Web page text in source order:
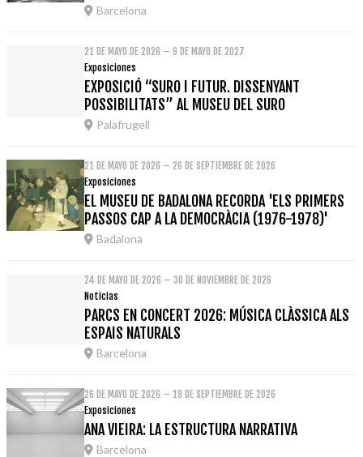
Barcelona
21 DE MAYO DE 2026 – 9 DE MAYO DE 2027
Exposiciones
EXPOSICIÓ “SURO I FUTUR. DISSENYANT
POSSIBILITATS” AL MUSEU DEL SURO
Palafrugell
21 DE MAYO DE 2026 – 26 DE SEPTIEMBRE DE 2026
Exposiciones
EL MUSEU DE BADALONA RECORDA 'ELS PRIMERS
PASSOS CAP A LA DEMOCRÀCIA (1976-1978)'
Badalona
24 DE MAYO DE 2026 – 30 DE NOVIEMBRE DE 2026
Noticias
PARCS EN CONCERT 2026: MÚSICA CLÀSSICA ALS
ESPAIS NATURALS
Barcelona
26 DE MAYO DE 2026 – 19 DE SEPTIEMBRE DE 2026
Exposiciones
ANA VIEIRA: LA ESTRUCTURA NARRATIVA
Barcelona